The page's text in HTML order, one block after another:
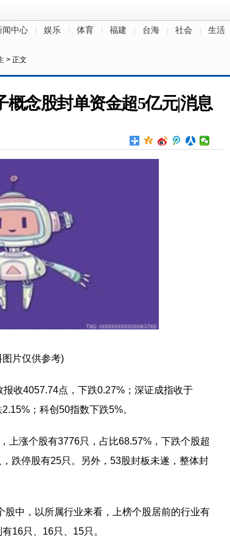
闻中心 娱乐 体育 福建 台海 社会 生活
> 正文
概念股封单资金超5亿元|消息
图片仅供参考)
收4057.74点，下跌0.27%；深证成指收于
；科创50指数下跌5%。
上涨个股有3776只，占比68.57%，下跌个股超
跌停股有25只。另外，53股封板未遂，整体封
股中，以所属行业来看，上榜个股居前的行业有
16只、16只、15只。